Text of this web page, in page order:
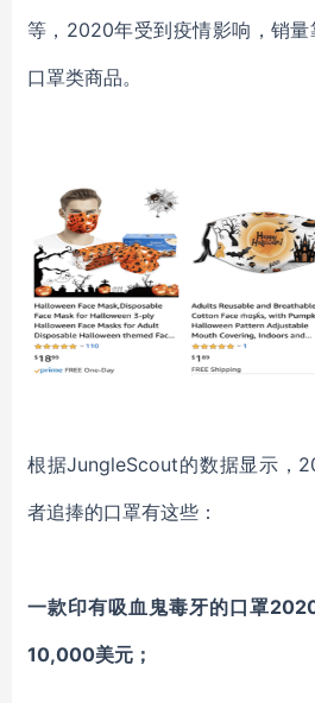
等，2020年受到疫情影响，销
口罩类商品。
根据JungleScout的数据显示，
者追捧的口罩有这些：
一款印有吸血鬼毒牙的口罩
10,000美元；